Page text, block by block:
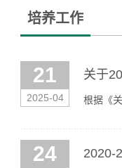
培养工作
21
2025-04
关于
根据《
24 2020-